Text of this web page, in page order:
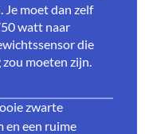
Je moet dan zelf
watt naar
die
moeten zijn.
zwarte
en een ruime